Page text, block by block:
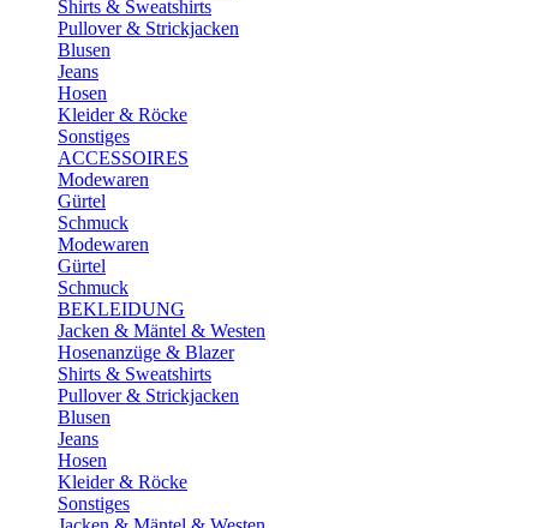
Shirts & Sweatshirts
Pullover & Strickjacken
Blusen
Jeans
Hosen
Kleider & Röcke
Sonstiges
ACCESSOIRES
Modewaren
Gürtel
Schmuck
Modewaren
Gürtel
Schmuck
BEKLEIDUNG
Jacken & Mäntel & Westen
Hosenanzüge & Blazer
Shirts & Sweatshirts
Pullover & Strickjacken
Blusen
Jeans
Hosen
Kleider & Röcke
Sonstiges